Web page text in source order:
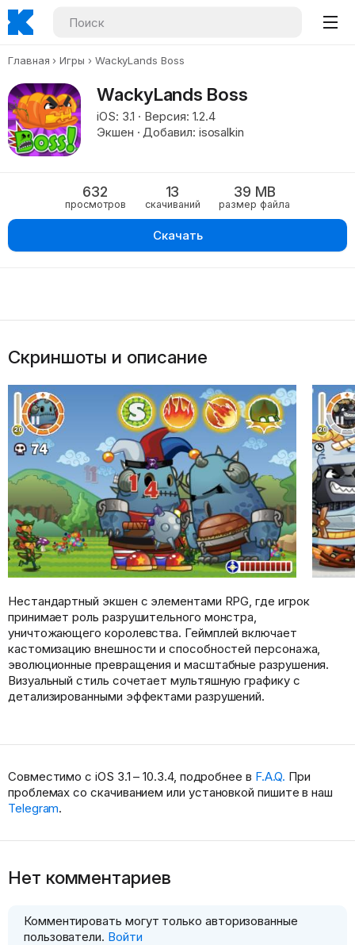
Главная Игры WackyLands Boss
WackyLands Boss
iOS: 3.1 · Версия: 1.2.4
Экшен · Добавил: isosalkin
632
просмотров
13
скачиваний
39 MB
размер файла
Скачать
Скриншоты и описание
Нестандартный экшен с элементами RPG, где игрок
принимает роль разрушительного монстра,
уничтожающего королевства. Геймплей включает
кастомизацию внешности и способностей персонажа,
эволюционные превращения и масштабные разрушения.
Визуальный стиль сочетает мультяшную графику с
детализированными эффектами разрушений.
Совместимо с iOS 3.1 – 10.3.4, подробнее в F.A.Q. При
проблемах со скачиванием или установкой пишите в наш
Telegram.
Нет комментариев
Комментировать могут только авторизованные
пользователи. Войти